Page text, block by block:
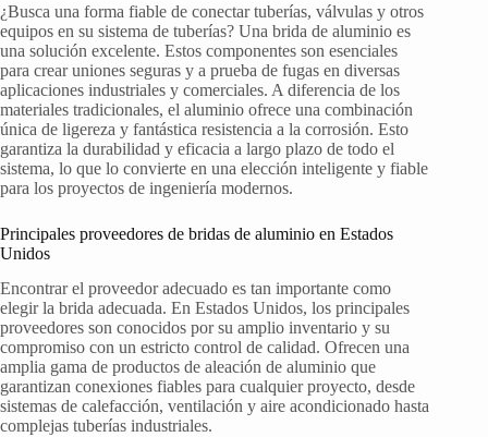
¿Busca una forma fiable de conectar tuberías, válvulas y otros
equipos en su sistema de tuberías? Una brida de aluminio es
una solución excelente. Estos componentes son esenciales
para crear uniones seguras y a prueba de fugas en diversas
aplicaciones industriales y comerciales. A diferencia de los
materiales tradicionales, el aluminio ofrece una combinación
única de ligereza y fantástica resistencia a la corrosión. Esto
garantiza la durabilidad y eficacia a largo plazo de todo el
sistema, lo que lo convierte en una elección inteligente y fiable
para los proyectos de ingeniería modernos.
Principales proveedores de bridas de aluminio en Estados
Unidos
Encontrar el proveedor adecuado es tan importante como
elegir la brida adecuada. En Estados Unidos, los principales
proveedores son conocidos por su amplio inventario y su
compromiso con un estricto control de calidad. Ofrecen una
amplia gama de productos de aleación de aluminio que
garantizan conexiones fiables para cualquier proyecto, desde
sistemas de calefacción, ventilación y aire acondicionado hasta
complejas tuberías industriales.